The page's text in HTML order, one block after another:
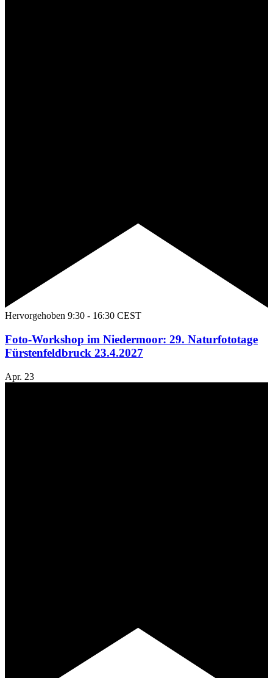
Hervorgehoben 9:30 - 16:30 CEST
Foto-Workshop im Niedermoor: 29. Naturfototage
Fürstenfeldbruck 23.4.2027
Apr. 23